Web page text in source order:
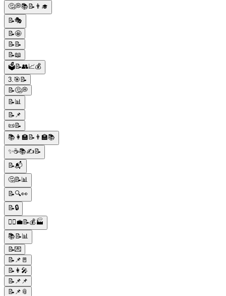
🤔💭📚📝👨‍🎓
📝🎭
📝🤩
📝📝
📝📖
🗳️📝👥📈💰
3.🎯📝
📝🤔💭
📝📊
📝📌
📜📝
📚👩‍🏫📝👨‍🏫📚
✨☕📚✍📝
📝📬
🤔📝📊
📝🔍👀
📝🔒
👷‍♂️💼📝💰🏭
📚📝📊
📝💌
📝📌🚪
📝👩‍🎤
📝📌📌
📝📌📎